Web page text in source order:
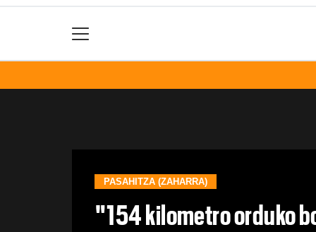
PASAHITZA (ZAHARRA)
"154 kilometro orduko